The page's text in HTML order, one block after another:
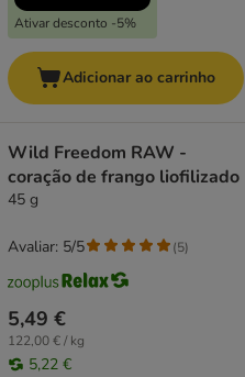
Ativar desconto -5%
Adicionar ao carrinho
Wild Freedom RAW -
coração de frango liofilizado
45 g
5,49 €
122,00 € / kg
5,22 €
Avaliar: 5/5 (5)